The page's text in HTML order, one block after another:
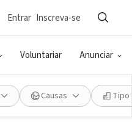
Voluntariar Anunciar
Entrar Inscreva-se
Causas Tipo
Broadcasters